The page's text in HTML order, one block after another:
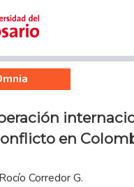
en
Corredor G.